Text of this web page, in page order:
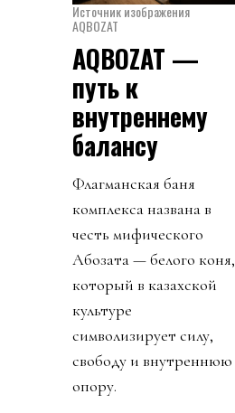
Источник изображения
AQBOZAT
AQBOZAT —
путь к
внутреннему
балансу
Флагманская баня
комплекса названа в
честь мифического
Ақбозата — белого коня,
который в казахской
культуре
символизирует силу,
свободу и внутреннюю
опору.